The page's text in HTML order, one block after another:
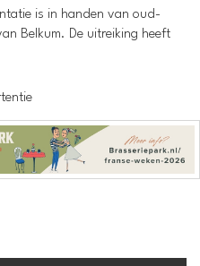
is in handen van oud-
Belkum. De uitreiking heeft